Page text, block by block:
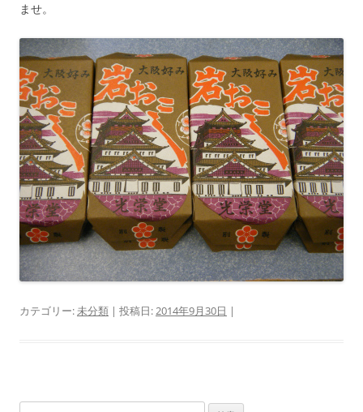
ませ。
カテゴリー:未分類 | 投稿日:2014年9月30日 |